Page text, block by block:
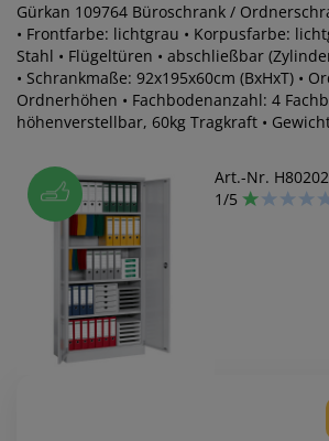
Gürkan 109764 Büroschrank /
• Frontfarbe: lichtgrau • Korpusfarbe:
Stahl • Flügeltüren • abschließbar
• Schrankmaße: 92x195x60cm (BxHxT) •
Ordnerhöhen • Fachbodenanzahl: 4
höhenverstellbar, 60kg Tragkraft •
Art.-Nr.
1/5